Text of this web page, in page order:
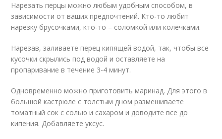
Нарезать перцы можно любым удобным способом, в
зависимости от ваших предпочтений. Кто-то любит
нарезку брусочками, кто-то – соломкой или колечками.
Нарезав, заливаете перец кипящей водой, так, чтобы все
кусочки скрылись под водой и оставляете на
пропаривание в течение 3-4 минут.
Одновременно можно приготовить маринад. Для этого в
большой кастрюле с толстым дном размешиваете
томатный сок с солью и сахаром и доводите все до
кипения. Добавляете уксус.